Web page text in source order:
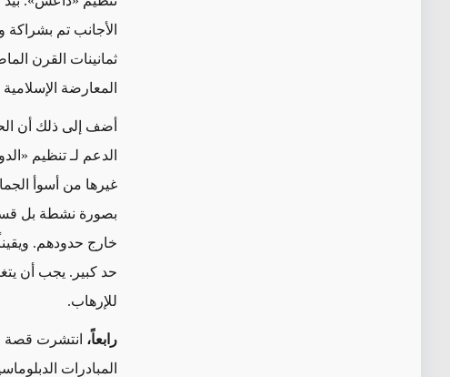
الأجانب تم
ثمانينات القرن
المعارضة
أضف إلى ذلك أن
الدعم لـ تنظيم
غيرها من أسوأ
بصورة نشطة بل
خارج حدودهم.
حد كبير. يجب أن
للإرهاب.
رابعاً، انتشرت قصة
المبادرات